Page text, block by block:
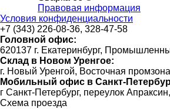
Правовая информация
Условия конфиденциальности
+7 (343) 226-08-36, 328-47-58
Головной офис:
620137 г. Екатеринбург,
Склад в Новом Уренгое:
г. Новый Уренгой, Восточная
Мобильный офис в Санкт-
г Санкт-Петербург, переулок
Схема проезда